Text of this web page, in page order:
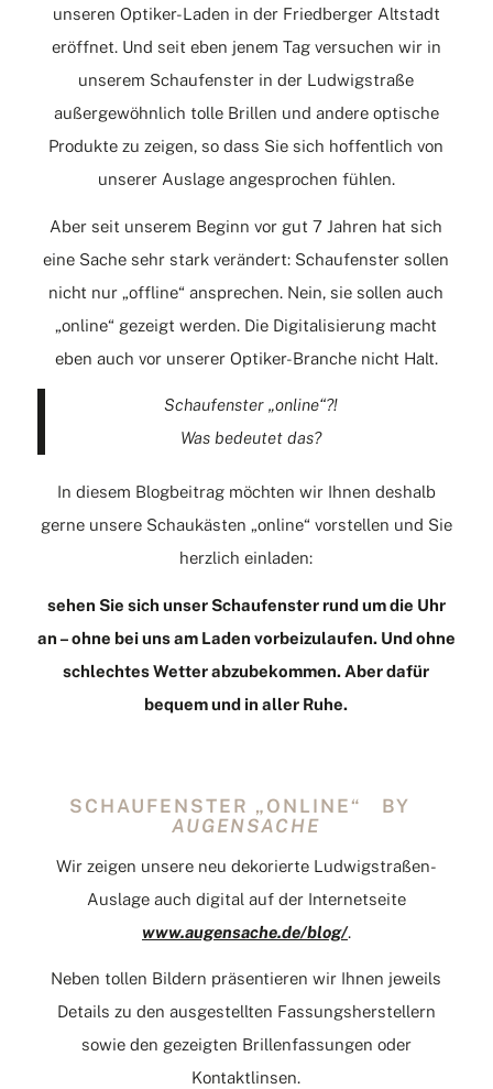
unseren Optiker-Laden in der Friedberger Altstadt
eröffnet. Und seit eben jenem Tag versuchen wir in
unserem Schaufenster in der Ludwigstraße
außergewöhnlich tolle Brillen und andere optische
Produkte zu zeigen, so dass Sie sich hoffentlich von
unserer Auslage angesprochen fühlen.
Aber seit unserem Beginn vor gut 7 Jahren hat sich
eine Sache sehr stark verändert: Schaufenster sollen
nicht nur „offline“ ansprechen. Nein, sie sollen auch
„online“ gezeigt werden. Die Digitalisierung macht
eben auch vor unserer Optiker-Branche nicht Halt.
Schaufenster „online“?!
Was bedeutet das?
In diesem Blogbeitrag möchten wir Ihnen deshalb
gerne unsere Schaukästen „online“ vorstellen und Sie
herzlich einladen:
sehen Sie sich unser Schaufenster rund um die Uhr
an – ohne bei uns am Laden vorbeizulaufen. Und ohne
schlechtes Wetter abzubekommen. Aber dafür
bequem und in aller Ruhe.
SCHAUFENSTER „ONLINE“ BY
AUGENSACHE
Wir zeigen unsere neu dekorierte Ludwigstraßen-
Auslage auch digital auf der Internetseite
www.augensache.de/blog/.
Neben tollen Bildern präsentieren wir Ihnen jeweils
Details zu den ausgestellten Fassungsherstellern
sowie den gezeigten Brillenfassungen oder
Kontaktlinsen.